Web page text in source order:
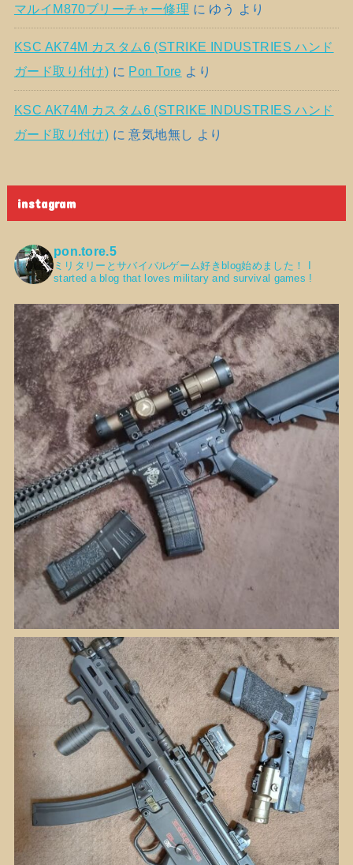
マルイM870ブリーチャー修理 に ゆう より
KSC AK74M カスタム6 (STRIKE INDUSTRIES ハンド
ガード取り付け) に Pon Tore より
KSC AK74M カスタム6 (STRIKE INDUSTRIES ハンド
ガード取り付け) に意気地無し より
instagram
pon.tore.5
ミリタリーとサバイバルゲーム好きblog始めました！
started a blog that loves military and survival games !